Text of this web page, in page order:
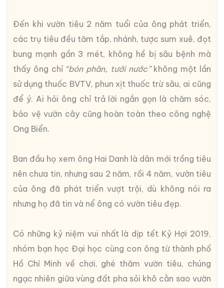
Đến khi vườn tiêu 2 năm tuổi của ông phát triển,
các trụ tiêu đều tăm tắp, nhánh, tược sum xuê, đọt
bung mạnh gần 3 mét, không hề bị sâu bệnh mà
thấy ông chỉ “bón phân, tưới nước”không một lần
sử dụng thuốc BVTV, phun xịt thuốc trừ sâu, ai cũng
để ý. Ai hỏi ông chỉ trả lời ngắn gọn là chăm sóc,
bảo vệ vườn cây cũng hoàn toàn theo công nghệ
Ong Biển.
Ban đầu họ xem ông Hai Danh là dân mới trồng tiêu
nên chưa tin, nhưng sau 2 năm, rồi 4 năm, vườn tiêu
của ông đã phát triển vượt trội, dù không nói ra
nhưng họ đã tin và nể ông có vườn tiêu đẹp.
Có những kỷ niệm vui nhất là dịp tết Kỷ Hợi 2019,
nhóm bạn học Đại học cùng con ông từ thành phố
Hồ Chí Minh về chơi, ghé thăm vườn tiêu, chúng
ngạc nhiên giữa vùng đất pha sỏi khô cằn sao vườn